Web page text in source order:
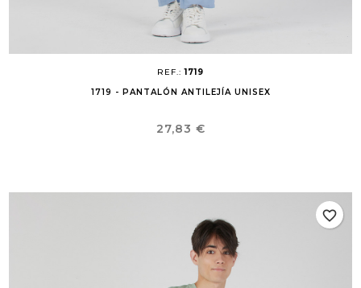
REF.:1719
1719 - PANTALÓN ANTILEJÍA UNISEX
Precio
27,83 €
favorite_border